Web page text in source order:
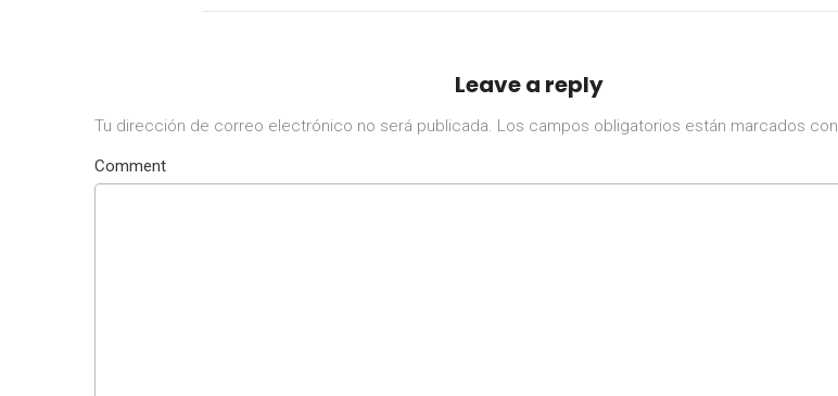
Leave a reply
Tu dirección de correo electrónico no será publicada. Los campos obligatorios están marcados con
Comment